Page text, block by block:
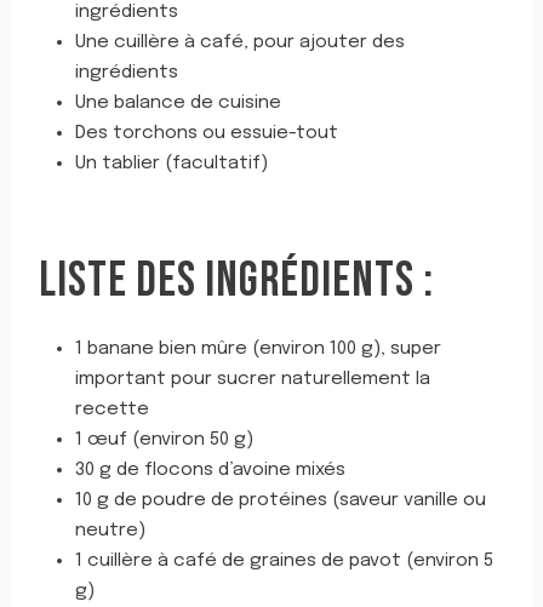
ingrédients
Une cuillère à café, pour ajouter des
ingrédients
Une balance de cuisine
Des torchons ou essuie-tout
Un tablier (facultatif)
LISTE DES INGRÉDIENTS :
1 banane bien mûre (environ 100 g), super
important pour sucrer naturellement la
recette
1 œuf (environ 50 g)
30 g de flocons d’avoine mixés
10 g de poudre de protéines (saveur vanille ou
neutre)
1 cuillère à café de graines de pavot (environ 5
g)